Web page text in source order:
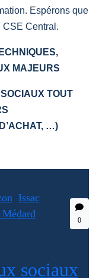
Espérons que
CSE Central.
MAJEURS
TOUT
…)
Issac
Médard
0
sociaux